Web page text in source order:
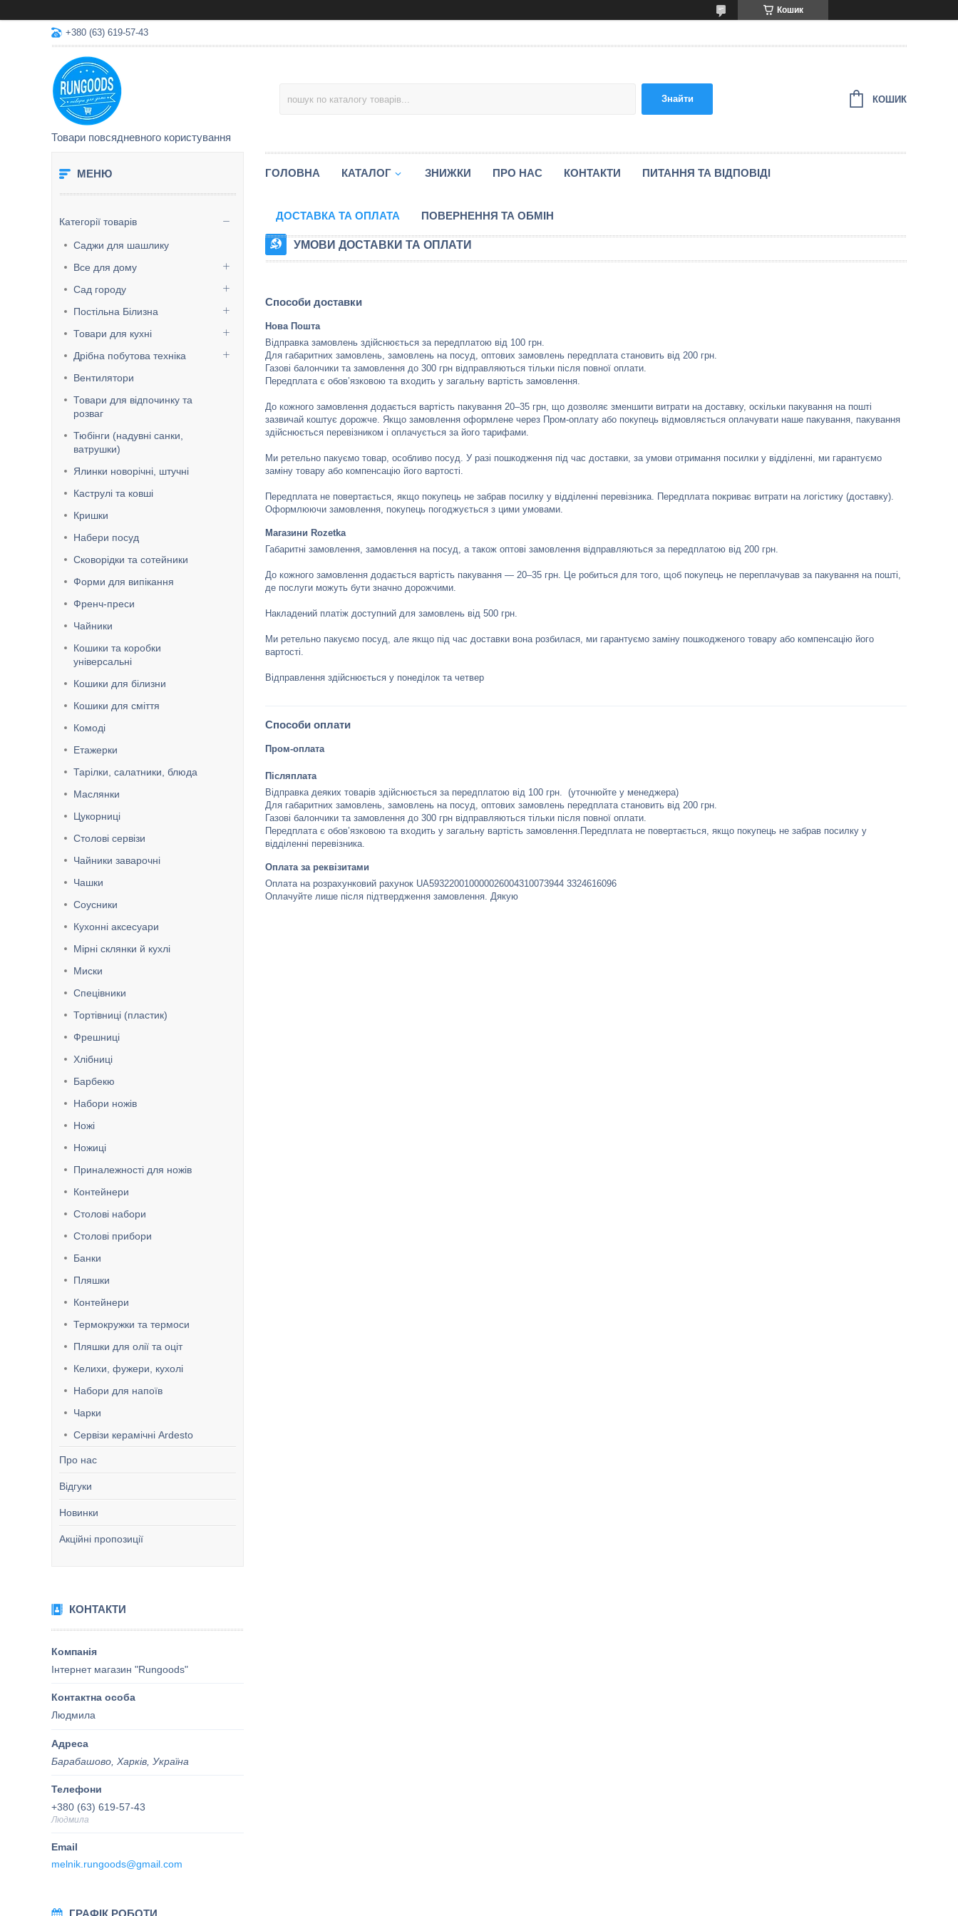
Кошик
+380 (63) 619-57-43
Товари повсядневного користування
Знайти КОШИК
Категорії товарів
Саджи для шашлику
Все для дому
Сад городу
Постільна Білизна
Товари для кухні
Дрібна побутова техніка
Вентилятори
Товари для відпочинку та
розваг
Тюбінги (надувні санки,
ватрушки)
Ялинки новорічні, штучні
Каструлі та ковші
Кришки
Набери посуд
Сковорідки та сотейники
Форми для випікання
Френч-преси
Чайники
Кошики та коробки
універсальні
Кошики для білизни
Кошики для сміття
Комоді
Етажерки
Тарілки, салатники, блюда
Маслянки
Цукорниці
Столові сервізи
Чайники заварочні
Чашки
Соусники
Кухонні аксесуари
Мірні склянки й кухлі
Миски
Спецівники
Тортівниці (пластик)
Фрешниці
Хлібниці
Барбекю
Набори ножів
Ножі
Ножиці
Приналежності для ножів
Контейнери
Столові набори
Столові прибори
Банки
Пляшки
Контейнери
Термокружки та термоси
Пляшки для олії та оціт
Келихи, фужери, кухолі
Набори для напоїв
Чарки
Сервізи керамічні Ardesto
Про нас
Відгуки
Новинки
Акційні пропозиції
КОНТАКТИ
Інтернет магазин "Rungoods"
Людмила
Барабашово, Харків, Україна
+380 (63) 619-57-43
Людмила
melnik.rungoods@gmail.com
ГРАФІК РОБОТИ
ГОЛОВНА КАТАЛОГ ЗНИЖКИ ПРО НАС КОНТАКТИ ПИТАННЯ ТА ВІДПОВІДІ
ДОСТАВКА ТА ОПЛАТА ПОВЕРНЕННЯ ТА ОБМІН
УМОВИ ДОСТАВКИ ТА ОПЛАТИ
Способи доставки
Нова Пошта
Відправка замовлень здійснюється за передплатою від 100 грн.
Для габаритних замовлень, замовлень на посуд, оптових замовлень передплата становить від 200 грн.
Газові балончики та замовлення до 300 грн відправляються тільки після повної оплати.
Передплата є обов’язковою та входить у загальну вартість замовлення.
До кожного замовлення додається вартість пакування 20–35 грн, що дозволяє зменшити витрати на доставку, оскільки пакування на пошті
зазвичай коштує дорожче. Якщо замовлення оформлене через Пром-оплату або покупець відмовляється оплачувати наше пакування, пакування
здійснюється перевізником і оплачується за його тарифами.
Ми ретельно пакуємо товар, особливо посуд. У разі пошкодження під час доставки, за умови отримання посилки у відділенні, ми гарантуємо
заміну товару або компенсацію його вартості.
Передплата не повертається, якщо покупець не забрав посилку у відділенні перевізника. Передплата покриває витрати на логістику (доставку).
Оформлюючи замовлення, покупець погоджується з цими умовами.
Магазини Rozetka
Габаритні замовлення, замовлення на посуд, а також оптові замовлення відправляються за передплатою від 200 грн.
До кожного замовлення додається вартість пакування — 20–35 грн. Це робиться для того, щоб покупець не переплачував за пакування на пошті,
де послуги можуть бути значно дорожчими.
Накладений платіж доступний для замовлень від 500 грн.
Ми ретельно пакуємо посуд, але якщо під час доставки вона розбилася, ми гарантуємо заміну пошкодженого товару або компенсацію його
вартості.
Відправлення здійснюється у понеділок та четвер
Способи оплати
Пром-оплата
Післяплата
Відправка деяких товарів здійснюється за передплатою від 100 грн.  (уточнюйте у менеджера)
Для габаритних замовлень, замовлень на посуд, оптових замовлень передплата становить від 200 грн.
Газові балончики та замовлення до 300 грн відправляються тільки після повної оплати.
Передплата є обов’язковою та входить у загальну вартість замовлення.Передплата не повертається, якщо покупець не забрав посилку у
відділенні перевізника.
Оплата за реквізитами
Оплата на розрахунковий рахунок UA593220010000026004310073944 3324616096
Оплачуйте лише після підтвердження замовлення. Дякую